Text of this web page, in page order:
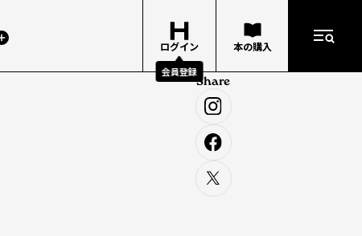
ログイン
会員登録
本の購入
Share